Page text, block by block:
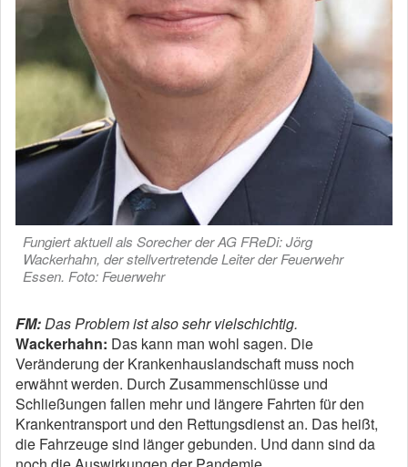
Fungiert aktuell als Sorecher der AG FReDi: Jörg
Wackerhahn, der stellvertretende Leiter der Feuerwehr
Essen. Foto: Feuerwehr
FM:Das Problem ist also sehr vielschichtig.
Wackerhahn: Das kann man wohl sagen. Die
Veränderung der Krankenhauslandschaft muss noch
erwähnt werden. Durch Zusammenschlüsse und
Schließungen fallen mehr und längere Fahrten für den
Krankentransport und den Rettungsdienst an. Das heißt,
die Fahrzeuge sind länger gebunden. Und dann sind da